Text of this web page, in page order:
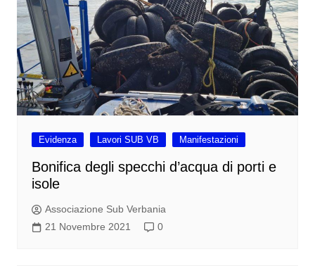
Evidenza Lavori SUB VB Manifestazioni
Bonifica degli specchi d’acqua di porti e
isole
Associazione Sub Verbania
21 Novembre 2021
0